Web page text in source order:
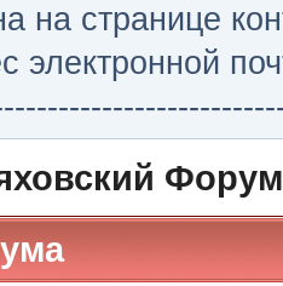
на странице
электронной
Форум